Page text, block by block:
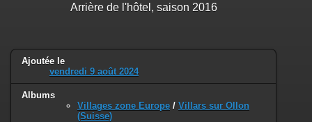
Arrière de l'hôtel, saison 2016
Ajoutée le
vendredi 9 août 2024
Albums
Villages zone Europe / Villars sur Ollon
(Suisse)